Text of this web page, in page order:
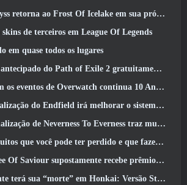
ao Frost Of Icelake em sua próxima atualização Steampunk
de terceiros em League Of Legends
em quase todos os lugares
do Path of Exile 2 gratuitamente neste fim de semana
eventos de Overwatch continua 10 Aniversário do ano
do Endfield irá melhorar o sistema de fábrica
de Neverness To Everness traz muito para a mesa
você pode ter perdido e que fazem parte do Steam Ocean Fest
supostamente recebe prêmio especial por gastar US$ 100 mil no jogo
sua “morte” em Honkai: Versão Star Rail 4.3